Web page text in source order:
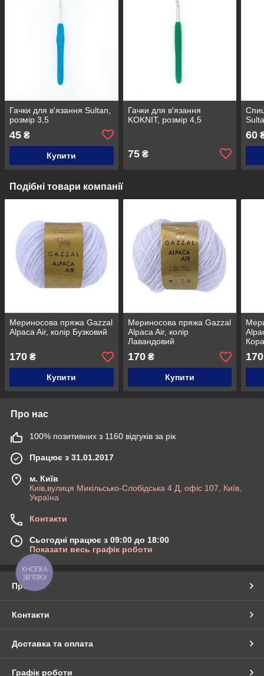
Гачки для в'язання Sultan,
розмір 3,5
45 ₴
Купити
Гачки для в'язання
KOKNIT, розмір 4,5
75₴
60
Подібні товари компанії
Мериносова пряжа Gazzal
Alpaca Air, колір Бузковий
170 ₴
Купити
Мериносова пряжа Gazzal
Alpaca Air, колір
Лавандовий
170₴
Купити
170
Про нас
100% позитивних з 1160 відгуків за рік
Працює з 31.01.2017
м. Київ
Киів,вулиця Микільсько-Слобідська 4 Д, офіс 107, Київ,
Україна
Контакти
Сьогодні працює з 09:00 до 18:00
Показати весь графік роботи
Про нас
Контакти
Доставка та оплата
Графік роботи
КНОПКА
ЗВ'ЯЗКУ